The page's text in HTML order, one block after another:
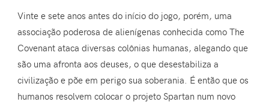
Vinte e sete anos antes do início do jogo, porém, uma
associação poderosa de alienígenas conhecida como The
Covenant ataca diversas colônias humanas, alegando que
são uma afronta aos deuses, o que desestabiliza a
civilização e põe em perigo sua soberania. É então que os
humanos resolvem colocar o projeto Spartan num novo